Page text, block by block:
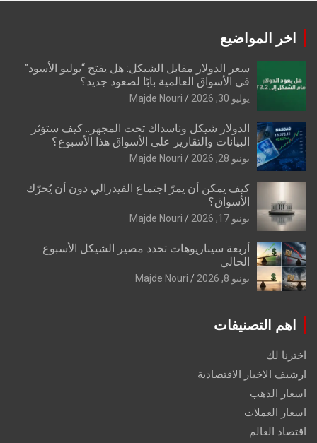
اخر المواضيع
سعر الدولار مقابل الشيكل: هل يفتح “يوليو الأسود”
في الأسواق العالمية بابًا لصعود جديد؟
يوليو 30, 2026 Majde Nouri
الدولار شيكل وناسداك تحت المجهر.. كيف ستؤثر
البيانات والتقارير على الأسواق هذا الأسبوع؟
يونيو 28, 2026 Majde Nouri
كيف يمكن أن يمرّ اجتماع الفيدرالي دون أن يُحرّك
الأسواق؟
يونيو 17, 2026 Majde Nouri
أربعة سيناريوهات تحدد مصير الشيكل الأسبوع
الحالي
يونيو 8, 2026 Majde Nouri
اهم التصنيفات
اخترنا لك
ارشيف الاخبار الاقتصادية
اسعار الذهب
اسعار العملات
اقتصاد العالم